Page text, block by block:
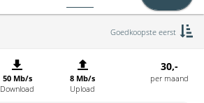
Goedkoopste eerst
50 Mb/s
Download
8 Mb/s
Upload
30,-
per maand